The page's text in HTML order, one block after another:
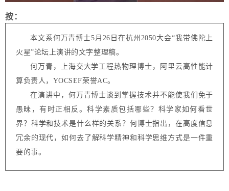
按：
本文系何万青博士5月26日在杭州2050大会“我带佛陀上
火星”论坛上演讲的文字整理稿。
何万青，上海交大学工程热物理博士，阿里云高性能计
算负责人，YOCSEF荣誉AC。
在演讲中，何万青博士谈到掌握技术并不能使我们免于
愚昧，有时正相反。科学素质包括哪些？科学家如何看世
界？科学和技术是什么样的关系？何博士指出，在高度信息
冗余的现代，如何去了解科学精神和科学思维方式是一件重
要的事。